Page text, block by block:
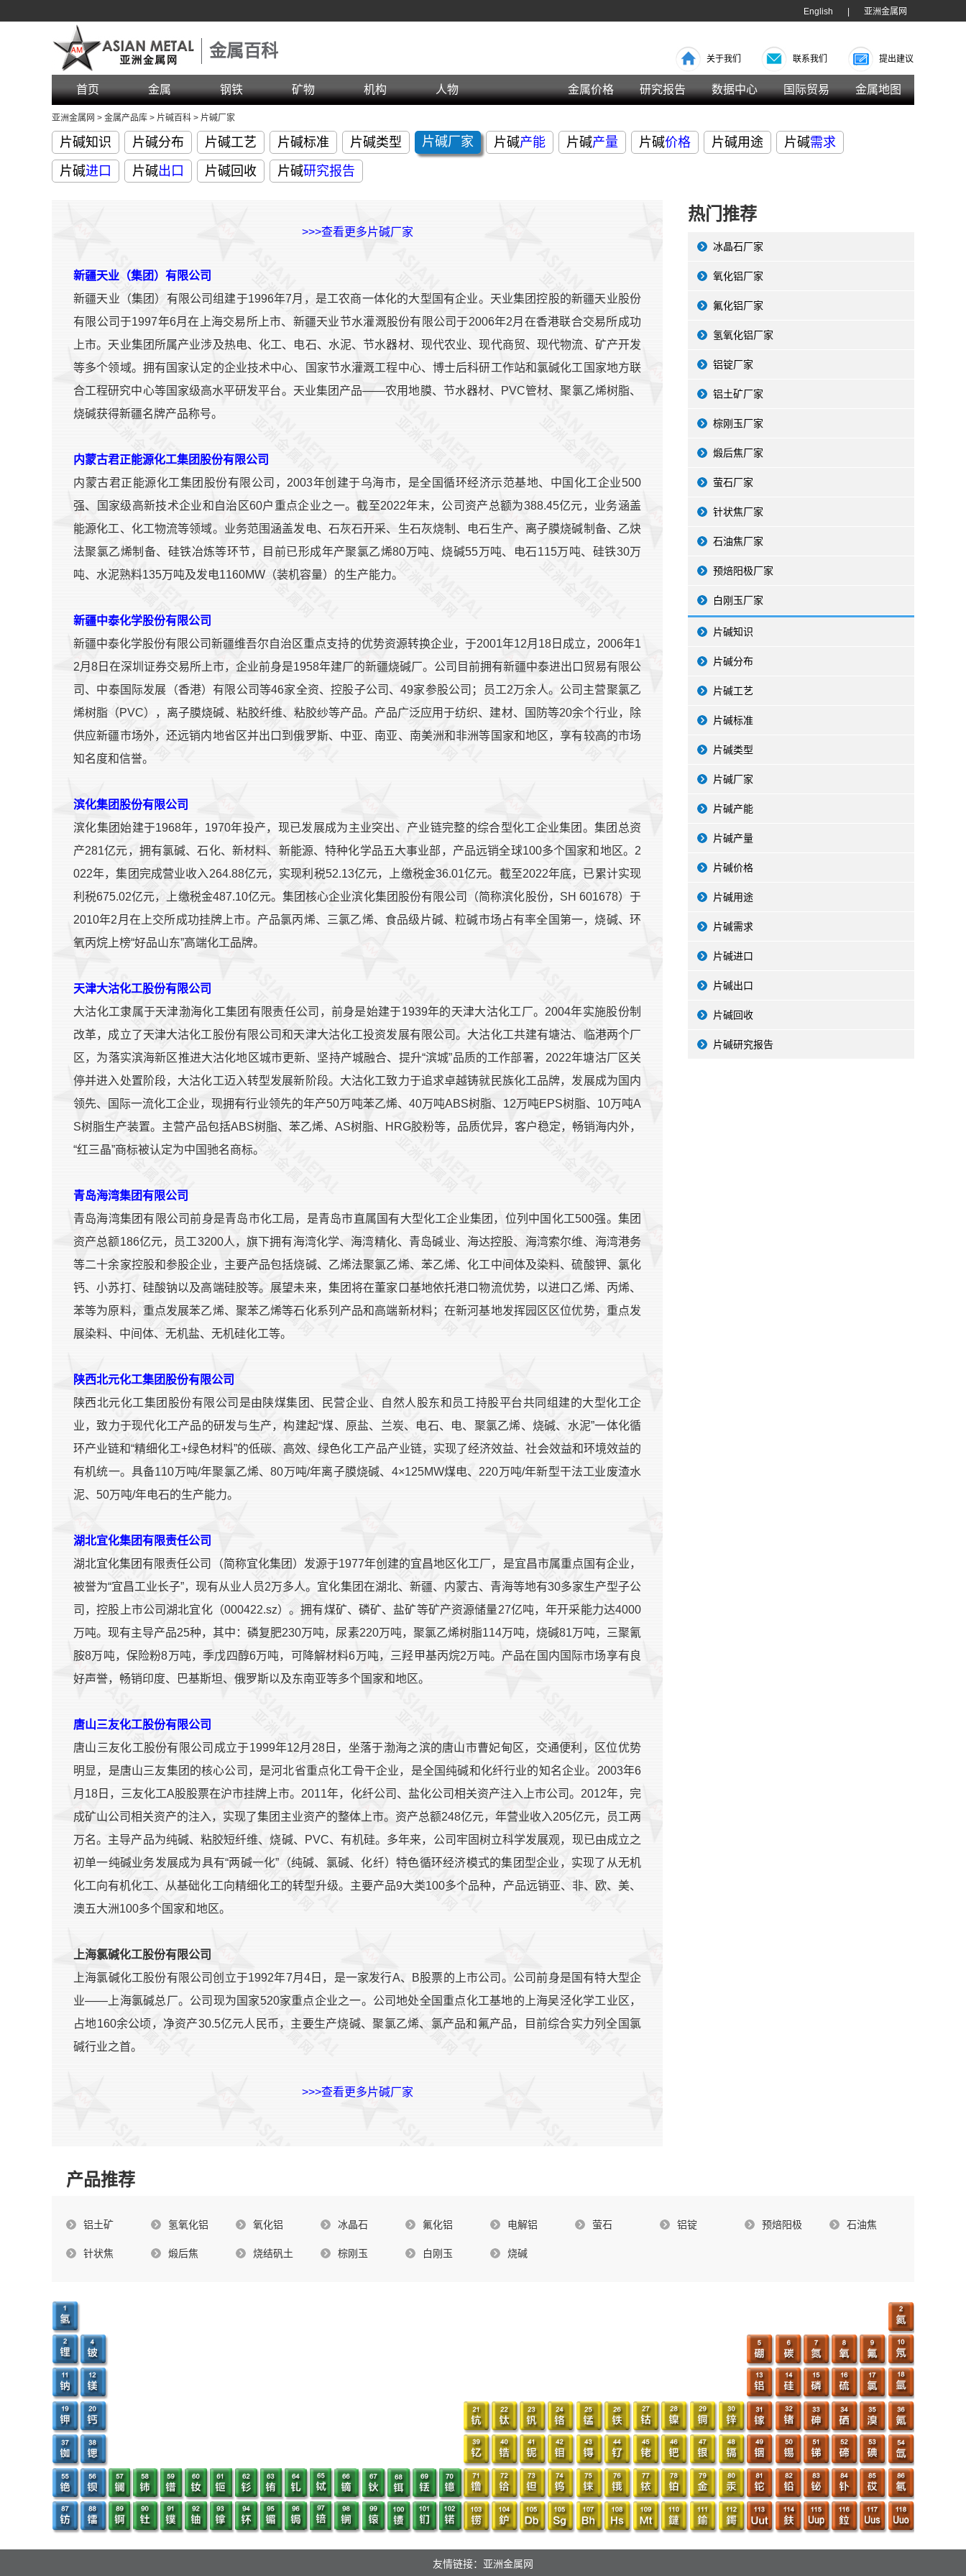
亚洲金属网
English
金属百科 关于我们 联系我们 提出建议
首页 金属 钢铁 矿物 机构 人物 金属价格 研究报告 数据中心 国际贸易 金属地图
亚洲金属网 > 金属产品库 > 片碱百科 > 片碱厂家
片碱知识 片碱分布 片碱工艺 片碱标准 片碱类型 片碱厂家 片碱产能 片碱产量 片碱价格 片碱用途 片碱需求
片碱进口 片碱出口 片碱回收 片碱研究报告
>>>查看更多片碱厂家
新疆天业（集团）有限公司
新疆天业（集团）有限公司组建于1996年7月，是工农商一体化的大型国有企业。天业集团控股的新疆天业股份
有限公司于1997年6月在上海交易所上市、新疆天业节水灌溉股份有限公司于2006年2月在香港联合交易所成功
上市。天业集团所属产业涉及热电、化工、电石、水泥、节水器材、现代农业、现代商贸、现代物流、矿产开发
等多个领域。拥有国家认定的企业技术中心、国家节水灌溉工程中心、博士后科研工作站和氯碱化工国家地方联
合工程研究中心等国家级高水平研发平台。天业集团产品——农用地膜、节水器材、PVC管材、聚氯乙烯树脂、
烧碱获得新疆名牌产品称号。
内蒙古君正能源化工集团股份有限公司
内蒙古君正能源化工集团股份有限公司，2003年创建于乌海市，是全国循环经济示范基地、中国化工企业500
强、国家级高新技术企业和自治区60户重点企业之一。截至2022年末，公司资产总额为388.45亿元，业务涵盖
能源化工、化工物流等领域。业务范围涵盖发电、石灰石开采、生石灰烧制、电石生产、离子膜烧碱制备、乙炔
法聚氯乙烯制备、硅铁冶炼等环节，目前已形成年产聚氯乙烯80万吨、烧碱55万吨、电石115万吨、硅铁30万
吨、水泥熟料135万吨及发电1160MW（装机容量）的生产能力。
新疆中泰化学股份有限公司
新疆中泰化学股份有限公司新疆维吾尔自治区重点支持的优势资源转换企业，于2001年12月18日成立，2006年1
2月8日在深圳证券交易所上市，企业前身是1958年建厂的新疆烧碱厂。公司目前拥有新疆中泰进出口贸易有限公
司、中泰国际发展（香港）有限公司等46家全资、控股子公司、49家参股公司；员工2万余人。公司主营聚氯乙
烯树脂（PVC），离子膜烧碱、粘胶纤维、粘胶纱等产品。产品广泛应用于纺织、建材、国防等20余个行业，除
供应新疆市场外，还远销内地省区并出口到俄罗斯、中亚、南亚、南美洲和非洲等国家和地区，享有较高的市场
知名度和信誉。
滨化集团股份有限公司
滨化集团始建于1968年，1970年投产，现已发展成为主业突出、产业链完整的综合型化工企业集团。集团总资
产281亿元，拥有氯碱、石化、新材料、新能源、特种化学品五大事业部，产品远销全球100多个国家和地区。2
022年，集团完成营业收入264.88亿元，实现利税52.13亿元，上缴税金36.01亿元。截至2022年底，已累计实现
利税675.02亿元，上缴税金487.10亿元。集团核心企业滨化集团股份有限公司（简称滨化股份，SH 601678）于
2010年2月在上交所成功挂牌上市。产品氯丙烯、三氯乙烯、食品级片碱、粒碱市场占有率全国第一，烧碱、环
氧丙烷上榜“好品山东”高端化工品牌。
天津大沽化工股份有限公司
大沽化工隶属于天津渤海化工集团有限责任公司，前身是始建于1939年的天津大沽化工厂。2004年实施股份制
改革，成立了天津大沽化工股份有限公司和天津大沽化工投资发展有限公司。大沽化工共建有塘沽、临港两个厂
区，为落实滨海新区推进大沽化地区城市更新、坚持产城融合、提升“滨城”品质的工作部署，2022年塘沽厂区关
停并进入处置阶段，大沽化工迈入转型发展新阶段。大沽化工致力于追求卓越铸就民族化工品牌，发展成为国内
领先、国际一流化工企业，现拥有行业领先的年产50万吨苯乙烯、40万吨ABS树脂、12万吨EPS树脂、10万吨A
S树脂生产装置。主营产品包括ABS树脂、苯乙烯、AS树脂、HRG胶粉等，品质优异，客户稳定，畅销海内外，
“红三晶”商标被认定为中国驰名商标。
青岛海湾集团有限公司
青岛海湾集团有限公司前身是青岛市化工局，是青岛市直属国有大型化工企业集团，位列中国化工500强。集团
资产总额186亿元，员工3200人，旗下拥有海湾化学、海湾精化、青岛碱业、海达控股、海湾索尔维、海湾港务
等二十余家控股和参股企业，主要产品包括烧碱、乙烯法聚氯乙烯、苯乙烯、化工中间体及染料、硫酸钾、氯化
钙、小苏打、硅酸钠以及高端硅胶等。展望未来，集团将在董家口基地依托港口物流优势，以进口乙烯、丙烯、
苯等为原料，重点发展苯乙烯、聚苯乙烯等石化系列产品和高端新材料；在新河基地发挥园区区位优势，重点发
展染料、中间体、无机盐、无机硅化工等。
陕西北元化工集团股份有限公司
陕西北元化工集团股份有限公司是由陕煤集团、民营企业、自然人股东和员工持股平台共同组建的大型化工企
业，致力于现代化工产品的研发与生产，构建起“煤、原盐、兰炭、电石、电、聚氯乙烯、烧碱、水泥”一体化循
环产业链和“精细化工+绿色材料”的低碳、高效、绿色化工产品产业链，实现了经济效益、社会效益和环境效益的
有机统一。具备110万吨/年聚氯乙烯、80万吨/年离子膜烧碱、4×125MW煤电、220万吨/年新型干法工业废渣水
泥、50万吨/年电石的生产能力。
湖北宜化集团有限责任公司
湖北宜化集团有限责任公司（简称宜化集团）发源于1977年创建的宜昌地区化工厂，是宜昌市属重点国有企业，
被誉为“宜昌工业长子”，现有从业人员2万多人。宜化集团在湖北、新疆、内蒙古、青海等地有30多家生产型子公
司，控股上市公司湖北宜化（000422.sz）。拥有煤矿、磷矿、盐矿等矿产资源储量27亿吨，年开采能力达4000
万吨。现有主导产品25种，其中：磷复肥230万吨，尿素220万吨，聚氯乙烯树脂114万吨，烧碱81万吨，三聚氰
胺8万吨，保险粉8万吨，季戊四醇6万吨，可降解材料6万吨，三羟甲基丙烷2万吨。产品在国内国际市场享有良
好声誉，畅销印度、巴基斯坦、俄罗斯以及东南亚等多个国家和地区。
唐山三友化工股份有限公司
唐山三友化工股份有限公司成立于1999年12月28日，坐落于渤海之滨的唐山市曹妃甸区，交通便利，区位优势
明显，是唐山三友集团的核心公司，是河北省重点化工骨干企业，是全国纯碱和化纤行业的知名企业。2003年6
月18日，三友化工A股股票在沪市挂牌上市。2011年，化纤公司、盐化公司相关资产注入上市公司。2012年，完
成矿山公司相关资产的注入，实现了集团主业资产的整体上市。资产总额248亿元，年营业收入205亿元，员工两
万名。主导产品为纯碱、粘胶短纤维、烧碱、PVC、有机硅。多年来，公司牢固树立科学发展观，现已由成立之
初单一纯碱业务发展成为具有“两碱一化”（纯碱、氯碱、化纤）特色循环经济模式的集团型企业，实现了从无机
化工向有机化工、从基础化工向精细化工的转型升级。主要产品9大类100多个品种，产品远销亚、非、欧、美、
澳五大洲100多个国家和地区。
上海氯碱化工股份有限公司
上海氯碱化工股份有限公司创立于1992年7月4日，是一家发行A、B股票的上市公司。公司前身是国有特大型企
业——上海氯碱总厂。公司现为国家520家重点企业之一。公司地处全国重点化工基地的上海吴泾化学工业区，
占地160余公顷，净资产30.5亿元人民币，主要生产烧碱、聚氯乙烯、氯产品和氟产品，目前综合实力列全国氯
碱行业之首。
>>>查看更多片碱厂家
热门推荐
冰晶石厂家
氧化铝厂家
氟化铝厂家
氢氧化铝厂家
铝锭厂家
铝土矿厂家
棕刚玉厂家
煅后焦厂家
萤石厂家
针状焦厂家
石油焦厂家
预焙阳极厂家
白刚玉厂家
片碱知识
片碱分布
片碱工艺
片碱标准
片碱类型
片碱厂家
片碱产能
片碱产量
片碱价格
片碱用途
片碱需求
片碱进口
片碱出口
片碱回收
片碱研究报告
产品推荐
铝土矿 氢氧化铝 氧化铝 冰晶石 氟化铝 电解铝 萤石 铝锭 预焙阳极 石油焦
针状焦 煅后焦 烧结矾土 棕刚玉 白刚玉 烧碱
友情链接：亚洲金属网